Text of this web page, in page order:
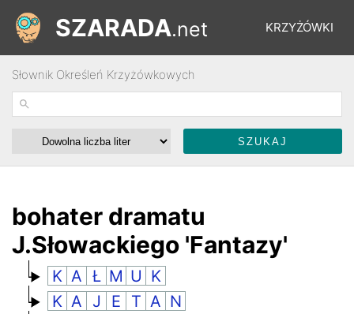
KRZYŻÓWKI
ŁAMIGŁÓWKI
SŁOWNIK
SZARADA.net
Słownik Określeń Krzyżówkowych
bohater dramatu
J.Słowackiego 'Fantazy'
K A Ł M U K
K A J E T A N